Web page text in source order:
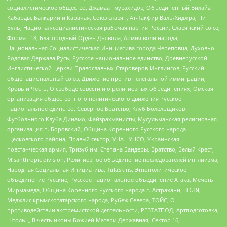
социалистическое общество, Джамаат мувахидов, Объединенный Вилайат
Кабарды, Балкарии и Карачая, Союз славян, Ат-Такфир Валь-Хиджра, Пит
Буль, Национал-социалистическая рабочая партия России, Славянский союз,
Формат-18, Благородный Орден Дьявола, Армия воли народа,
Национальная Социалистическая Инициатива города Череповца, Духовно-
Родовая Держава Русь, Русское национальное единство, Древнерусской
Инглистической церкви Православных Староверов-Инглингов, Русский
общенациональный союз, Движение против нелегальной иммиграции,
Кровь и Честь, О свободе совести и о религиозных объединениях, Омская
организация общественного политического движения Русское
национальное единство, Северное Братство, Клуб Болельщиков
Футбольного Клуба Динамо, Файзрахманисты, Мусульманская религиозная
организация п. Боровский, Община Коренного Русского народа
Щелковского района, Правый сектор, УНА - УНСО, Украинская
повстанческая армия, Тризуб им. Степана Бандеры, Братство, Белый Крест,
Misanthropic division, Религиозное объединение последователей инглиизма,
Народная Социальная Инициатива, TulaSkins, Этнополитическое
объединение Русские, Русское национальное объединение Атака, Мечеть
Мирмамеда, Община Коренного Русского народа г. Астрахани, ВОЛЯ,
Меджлис крымскотатарского народа, Рубеж Севера, ТОЙС, О
противодействии экстремистской деятельности, РЕВТАТПОД, Артподготовка,
Штольц, В честь иконы Божией Матери Державная, Сектор 16,